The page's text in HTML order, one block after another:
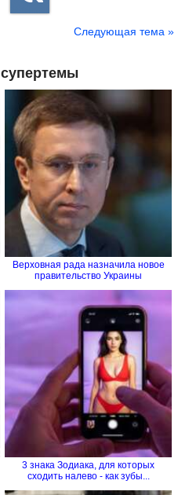
Следующая тема »
Верховная рада назначила новое
правительство Украины
3 знака Зодиака, для которых
сходить налево - как зубы...